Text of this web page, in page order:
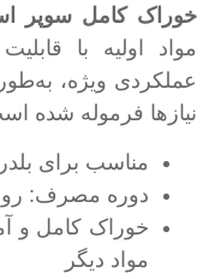
خوراک کامل سوپر
مواد اولیه با
عملکردی ویژه،
نیازها فرموله شده
مناسب برای
دوره مصرف: روز 1 تا 7
خوراک کامل و
مواد دیگر